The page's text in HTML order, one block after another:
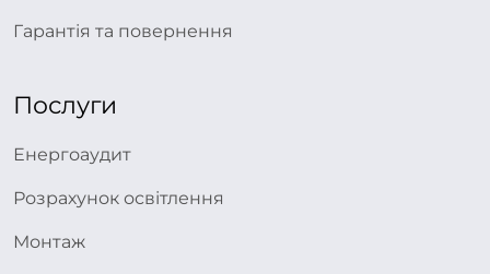
Гарантія та повернення
Послуги
Енергоаудит
Розрахунок освітлення
Монтаж